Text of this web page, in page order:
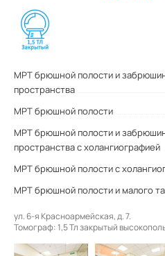
МРТ брюшной полости и
пространства
МРТ брюшной полости
МРТ брюшной полости и
пространства с холангиографией
МРТ брюшной полости с
МРТ брюшной полости и малого
ул. 6-я Красноармейская, д. 7.
Томограф: 1,5 Тл закрытый